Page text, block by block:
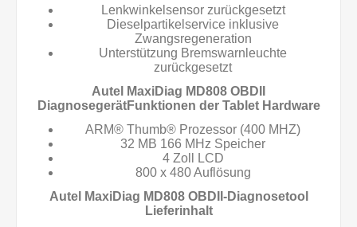
Lenkwinkelsensor zurückgesetzt
Dieselpartikelservice inklusive
Zwangsregeneration
Unterstützung Bremswarnleuchte
zurückgesetzt
Autel MaxiDiag MD808 OBDII
DiagnosegerätFunktionen der Tablet Hardware
ARM® Thumb® Prozessor (400 MHZ)
32 MB 166 MHz Speicher
4 Zoll LCD
800 x 480 Auflösung
Autel MaxiDiag MD808 OBDII-Diagnosetool
Lieferinhalt